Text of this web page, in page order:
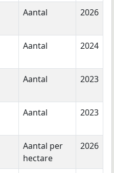
Aantal 2026
Aantal 2024
Aantal 2023
Aantal 2023
Aantal per
hectare
2026